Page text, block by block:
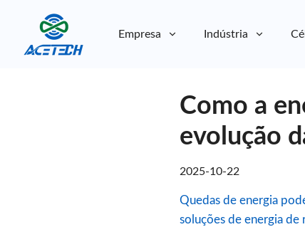
Empresa Indústria
Como a
evolução
2025-10-22
Quedas de energia
soluções de energia de